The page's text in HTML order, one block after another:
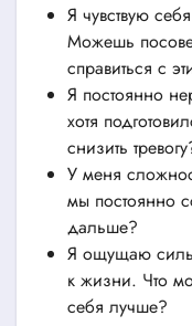
Я чувствую
Можешь
справиться с
Я постоянно
хотя
снизить
У меня
мы постоянно
дальше?
Я ощущаю
к жизни. Что
себя лучше?